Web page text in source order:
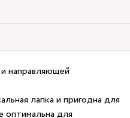
направляющей
лапка и пригодна для
оптимальна для